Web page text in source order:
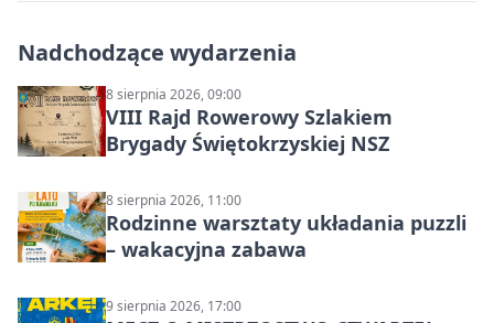
Nadchodzące wydarzenia
8 sierpnia 2026, 09:00
VIII Rajd Rowerowy Szlakiem
Brygady Świętokrzyskiej NSZ
8 sierpnia 2026, 11:00
Rodzinne warsztaty układania puzzli
– wakacyjna zabawa
9 sierpnia 2026, 17:00